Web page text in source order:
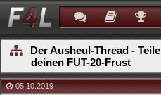
Der Ausheul-Thread - Teile
deinen FUT-20-Frust
05.10.2019